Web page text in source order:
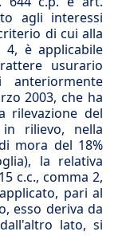
agli interessi
di cui alla
è applicabile
usurario
2003, che ha
rilevazione del
rilievo, nella
mora del 18%
la relativa
c.c., comma 2,
pari al
esso deriva da
lato, si